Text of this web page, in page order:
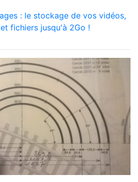
: le stockage de vos vidéos,
fichiers jusqu'à 2Go !